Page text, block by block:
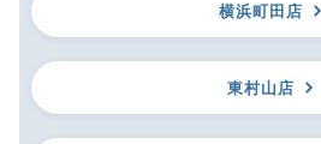
横浜町田店
東村山店